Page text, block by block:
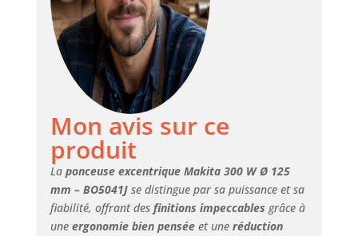
Mon avis sur ce
produit
La ponceuse excentrique Makita 300 W Ø 125
mm – BO5041Jse distingue par sa puissance et sa
fiabilité, offrant des finitions impeccables grâce à
une ergonomie bien penséeet une réduction